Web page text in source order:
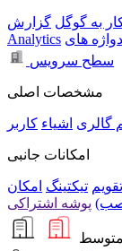
به گوگل گزارش
Analytics
سطح سرویس
مشخصات اصلی
گالری اشیاء کاربر
امکانات جانبی
تقویم تیکتینگ
پوشه اشتراکی